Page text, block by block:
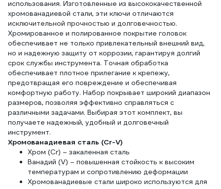
использования. Изготовленные из высококачественной
хромованадиевой стали, эти ключи отличаются
исключительной прочностью и долговечностью.
Хромированное и полированное покрытие головок
обеспечивает не только привлекательный внешний вид,
но и надежную защиту от коррозии, гарантируя долгий
срок службы инструмента. Точная обработка
обеспечивает плотное прилегание к крепежу,
предотвращая его повреждение и обеспечивая
комфортную работу. Набор покрывает широкий диапазон
размеров, позволяя эффективно справляться с
различными задачами. Выбирая этот комплект, вы
получаете надежный, удобный и долговечный
инструмент.
Хромованадиевая сталь (Cr-V)
Хром (Cr) – закаленная сталь
Ванадий (V) – повышенная стойкость к высоким
температурам и сопротивлению деформации
Хромованадиевые стали широко используются для